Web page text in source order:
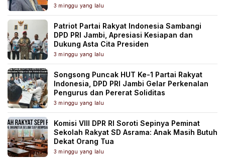
3 minggu yang lalu
Patriot Partai Rakyat Indonesia Sambangi
DPD PRI Jambi, Apresiasi Kesiapan dan
Dukung Asta Cita Presiden
3 minggu yang lalu
Songsong Puncak HUT Ke-1 Partai Rakyat
Indonesia, DPD PRI Jambi Gelar Perkenalan
Pengurus dan Pererat Soliditas
3 minggu yang lalu
Komisi VIII DPR RI Soroti Sepinya Peminat
Sekolah Rakyat SD Asrama: Anak Masih Butuh
Dekat Orang Tua
3 minggu yang lalu